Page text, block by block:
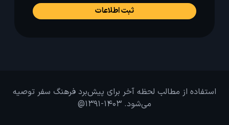
استفاده از مطالب لحظه آخر برای پیش‌برد فرهنگ سفر توصیه
می‌شود. 1403-1391@